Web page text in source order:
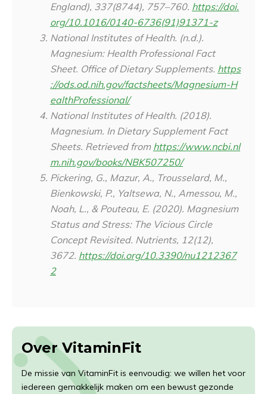
England), 337(8744), 757–760. https://doi.
org/10.1016/0140-6736(91)91371-z
National Institutes of Health. (n.d.).
Magnesium: Health Professional Fact
Sheet. Office of Dietary Supplements. https
://ods.od.nih.gov/factsheets/Magnesium-H
ealthProfessional/
National Institutes of Health. (2018).
Magnesium. In Dietary Supplement Fact
Sheets. Retrieved from https://www.ncbi.nl
m.nih.gov/books/NBK507250/
Pickering, G., Mazur, A., Trousselard, M.,
Bienkowski, P., Yaltsewa, N., Amessou, M.,
Noah, L., & Pouteau, E. (2020). Magnesium
Status and Stress: The Vicious Circle
Concept Revisited. Nutrients, 12(12),
3672. https://doi.org/10.3390/nu1212367
2
Over VitaminFit
De missie van VitaminFit is eenvoudig: we willen het voor
iedereen gemakkelijk maken om een bewust gezonde